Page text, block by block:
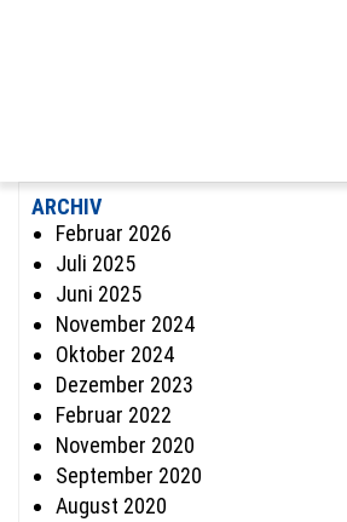
ARCHIV
Februar 2026
Juli 2025
Juni 2025
November 2024
Oktober 2024
Dezember 2023
Februar 2022
November 2020
September 2020
August 2020